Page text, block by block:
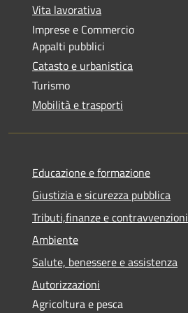
Vita lavorativa
Imprese e Commercio
Appalti pubblici
Catasto e urbanistica
Turismo
Mobilità e trasporti
Educazione e formazione
Giustizia e sicurezza pubblica
Tributi,finanze e contravvenzioni
Ambiente
Salute, benessere e assistenza
Autorizzazioni
Agricoltura e pesca